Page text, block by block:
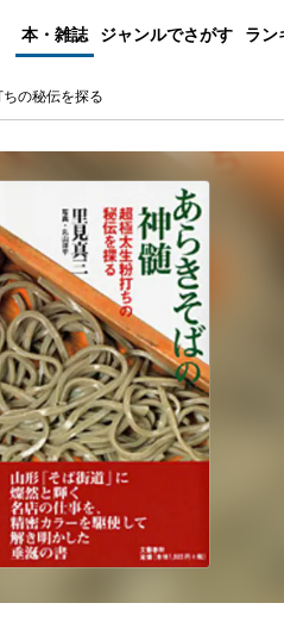
本・雑誌 ジャンルでさがす ラン
の秘伝を探る